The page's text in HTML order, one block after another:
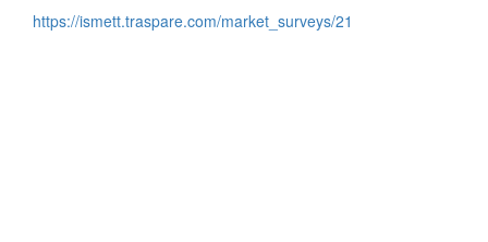
https://ismett.traspare.com/market_surveys/21